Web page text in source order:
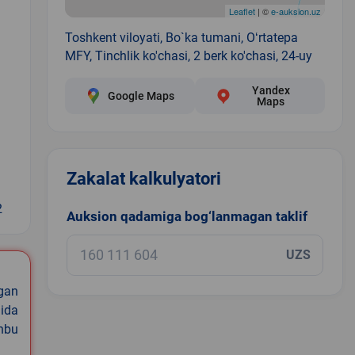
Leaflet| ©e-auksion.uz
Toshkent viloyati, Bo`ka tumani, Oʻrtatepa
MFY, Tinchlik ko'chasi, 2 berk ko'chasi, 24-uy
Google Maps
Yandex
Maps
Zakalat kalkulyatori
Auksion qadamiga bog‘lanmagan taklif
UZS